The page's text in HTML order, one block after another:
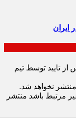
ایران
تایید توسط تیم
منتشر نخواهد شد.
مرتبط باشد منتشر